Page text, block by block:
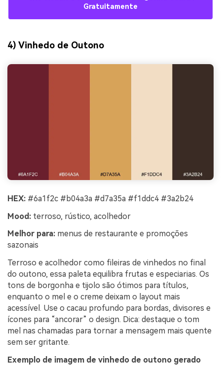
Gratuitamente
4) Vinhedo de Outono
HEX: #6a1f2c #b04a3a #d7a35a #f1ddc4 #3a2b24
Mood: terroso, rústico, acolhedor
Melhor para: menus de restaurante e promoções
sazonais
Terroso e acolhedor como fileiras de vinhedos no final
do outono, essa paleta equilibra frutas e especiarias. Os
tons de borgonha e tijolo são ótimos para títulos,
enquanto o mel e o creme deixam o layout mais
acessível. Use o cacau profundo para bordas, divisores e
ícones para “ancorar” o design. Dica: destaque o tom
mel nas chamadas para tornar a mensagem mais quente
sem ser gritante.
Exemplo de imagem de vinhedo de outono gerado